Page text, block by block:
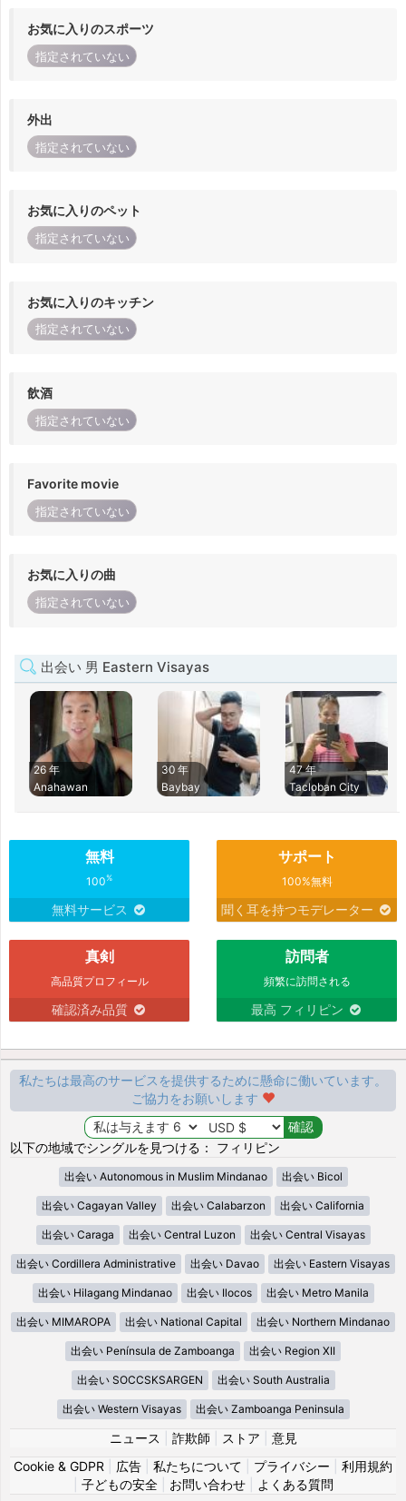
お気に入りのスポーツ
指定されていない
外出
指定されていない
お気に入りのペット
指定されていない
お気に入りのキッチン
指定されていない
飲酒
指定されていない
Favorite movie
指定されていない
お気に入りの曲
指定されていない
出会い 男 Eastern Visayas
26 年
Anahawan
30 年
Baybay
47 年
Tacloban City
無料
100%
無料サービス
サポート
100%無料
聞く耳を持つモデレーター
真剣
高品質プロフィール
確認済み品質
訪問者
頻繁に訪問される
最高 フィリピン
私たちは最高のサービスを提供するために懸命に働いています。
ご協力をお願いします
以下の地域でシングルを見つける： フィリピン
出会い Autonomous in Muslim Mindanao 出会い Bicol
出会い Cagayan Valley 出会い Calabarzon 出会い California
出会い Caraga 出会い Central Luzon 出会い Central Visayas
出会い Cordillera Administrative 出会い Davao 出会い Eastern Visayas
出会い Hilagang Mindanao 出会い Ilocos 出会い Metro Manila
出会い MIMAROPA 出会い National Capital 出会い Northern Mindanao
出会い Península de Zamboanga 出会い Region XII
出会い SOCCSKSARGEN 出会い South Australia
出会い Western Visayas 出会い Zamboanga Peninsula
ニュース 詐欺師 ストア
意見
Cookie & GDPR
広告 私たちについて プライバシー
利用規約
子どもの安全| お問い合わせ| よくある質問